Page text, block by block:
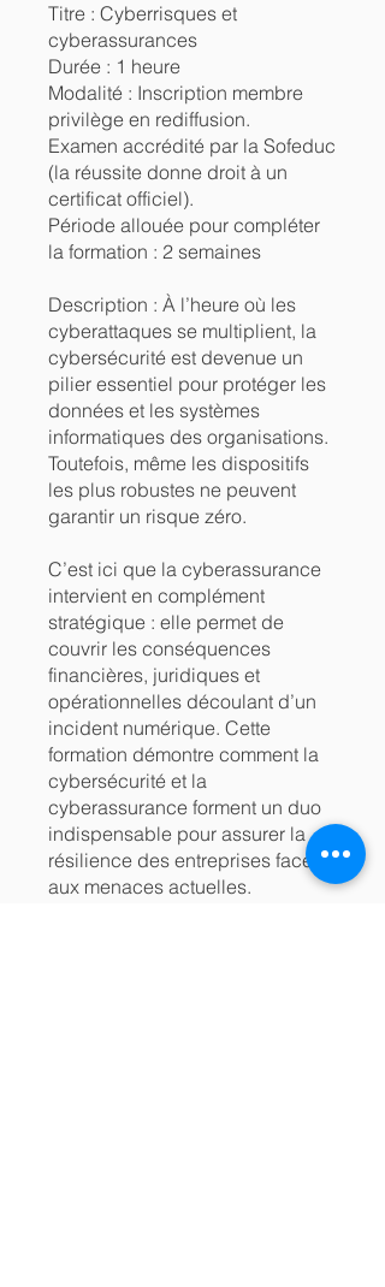
Titre : Cyberrisques et
cyberassurances
Durée : 1 heure
Modalité : Inscription membre
privilège en rediffusion.
Examen accrédité par la Sofeduc
(la réussite donne droit à un
certificat officiel).
Période allouée pour compléter
la formation : 2 semaines
Description : À l’heure où les
cyberattaques se multiplient, la
cybersécurité est devenue un
pilier essentiel pour protéger les
données et les systèmes
informatiques des organisations.
Toutefois, même les dispositifs
les plus robustes ne peuvent
garantir un risque zéro.
C’est ici que la cyberassurance
intervient en complément
stratégique : elle permet de
couvrir les conséquences
financières, juridiques et
opérationnelles découlant d’un
incident numérique. Cette
formation démontre comment la
cybersécurité et la
cyberassurance forment un duo
indispensable pour assurer la
résilience des entreprises face